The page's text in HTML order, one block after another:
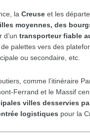
la Creuse et les
moyennes, des
d’un transporteur fiable
palettes vers des
ou secondaire, etc.
comme l’itinéraire
Ferrand et le Massif
villes desservies
logistiques pour la